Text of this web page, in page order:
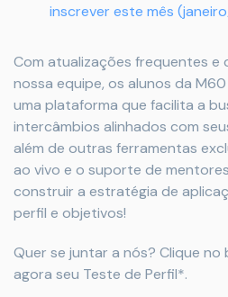
inscrever este mês
Com atualizações frequentes e
nossa equipe, os alunos da
uma plataforma que facilita a
intercâmbios alinhados com
além de outras ferramentas
ao vivo e o suporte de
construir a estratégia de
perfil e objetivos!
Quer se juntar a nós? Clique
agora seu Teste de Perfil*.